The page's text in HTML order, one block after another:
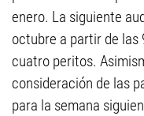
enero. La siguiente
octubre a partir de las
cuatro peritos.
consideración de las
para la semana